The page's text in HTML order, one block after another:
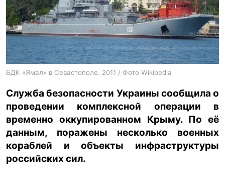
gambling
ua ru en
БДК «Ямал» в Севастополе. 2011 / Фото Wikipedia
Служба безопасности Украины сообщила о
проведении комплексной операции в
временно оккупированном Крыму. По её
данным, поражены несколько военных
кораблей и объекты инфраструктуры
российских сил.